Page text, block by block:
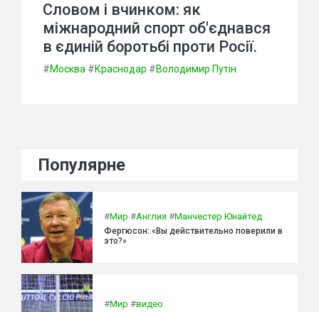
Словом і вчинком: як
міжнародний спорт об'єднався
в єдиній боротьбі проти Росії.
#Москва #Краснодар #Володимир Путін
Популярне
#Мир #Англия #Манчестер Юнайтед
Фергюсон: «Вы действительно поверили в
это?»
#Мир #видео